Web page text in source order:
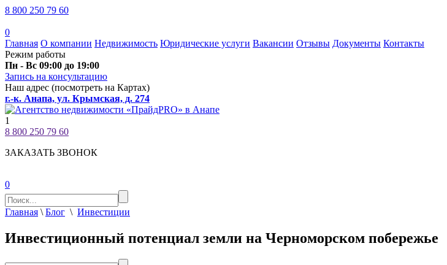
8 800 250 79 60
0
Главная О компании Недвижимость Юридические услуги Вакансии Отзывы Документы Контакты
Режим работы
‍‍‍Пн - Вс 09:00 до 19:00
Запись на консультацию
Наш адрес (посмотреть на Картах)
г.-к. Анапа, ул. Крымская, д. 274
1
8 800 250 79 60
ЗАКАЗАТЬ ЗВОНОК
0
Главная \ Блог \ Инвестиции
Инвестиционный потенциал земли на Черноморском побережье